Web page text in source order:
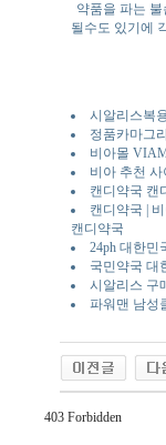
약품을 파는
될수도 있기에
시알리스복
정품카마그
비아몰
비아 추천
캔디약국 캔
캔디약국 |
캔디약국
24ph 대한민
국민약국 대
시알리스 구
파워맨 남성
403 Forbidden